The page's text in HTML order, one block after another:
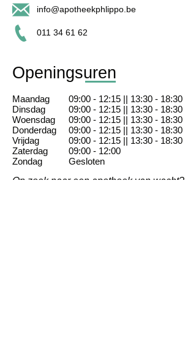
info@apotheekphlippo.be
011 34 61 62
Openingsuren
Maandag
Dinsdag
Woensdag
Donderdag
Vrijdag
Zaterdag
Zondag
09:00 - 12:15 || 13:30 - 18:30
09:00 - 12:15 || 13:30 - 18:30
09:00 - 12:15 || 13:30 - 18:30
09:00 - 12:15 || 13:30 - 18:30
09:00 - 12:15 || 13:30 - 18:30
09:00 - 12:00
Gesloten
Op zoek naar een apotheek van wacht?